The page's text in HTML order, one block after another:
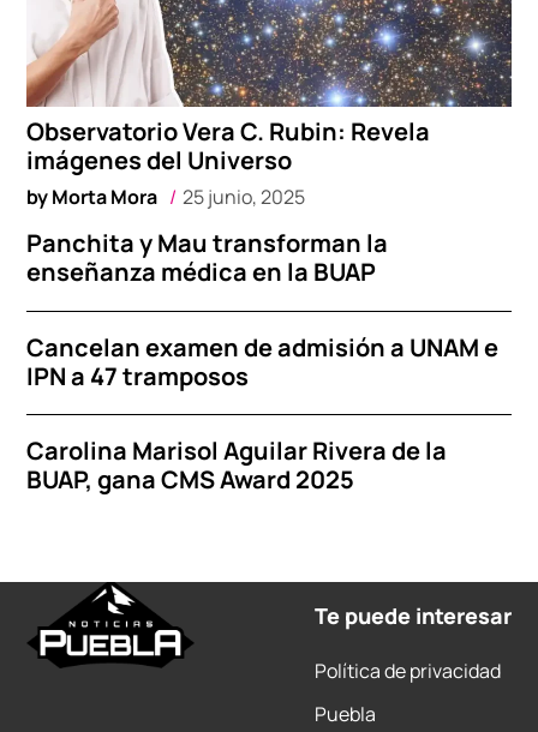
Observatorio Vera C. Rubin: Revela
imágenes del Universo
byMorta Mora 25 junio, 2025
Panchita y Mau transforman la
enseñanza médica en la BUAP
Cancelan examen de admisión a UNAM e
IPN a 47 tramposos
Carolina Marisol Aguilar Rivera de la
BUAP, gana CMS Award 2025
Te puede interesar
Política de privacidad
Puebla